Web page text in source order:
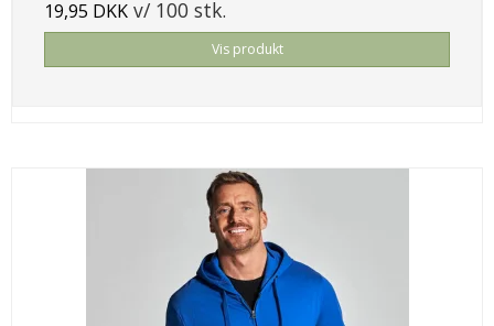
19,95 DKK v/ 100 stk.
Vis produkt